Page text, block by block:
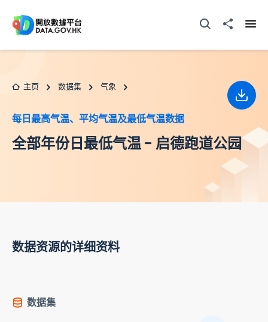
打开搜寻器分享至
主页 数据集 气象
每日最高气温、平均气温及最低气温数据
全部年份日最低气温 - 启德跑道公园
下载
数据资源的详细资料
数据集